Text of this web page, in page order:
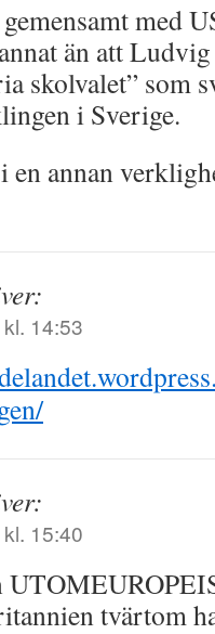
med
än att
skolvalet” som
i Sverige.
en annan
14:53
15:40
tvärtom